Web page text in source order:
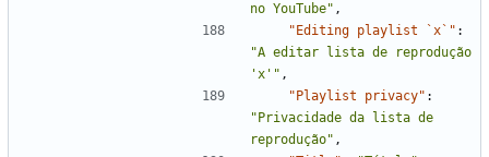
no YouTube" ,
"Editing playlist `x`" :
"A editar lista de reprodução
'x'" ,
"Playlist privacy" :
"Privacidade da lista de
reprodução" ,